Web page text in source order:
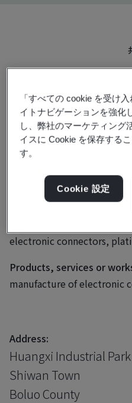
Samtec
Zhou) Co.,
electronic connectors,
Products, services or
manufacture of electronic
Address:
Huangxi Industrial Park
Shiwan Town
Boluo County
「すべての cookie を受け
イトナビゲーションを強化
し、弊社のマーケティング
イスに Cookie を保存する
す。
Cookie 設定